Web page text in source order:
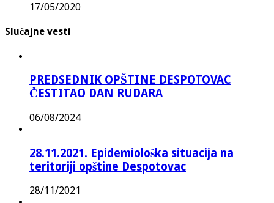
17/05/2020
Slučajne vesti
PREDSEDNIK OPŠTINE DESPOTOVAC
ČESTITAO DAN RUDARA
06/08/2024
28.11.2021. Epidemiološka situacija na
teritoriji opštine Despotovac
28/11/2021